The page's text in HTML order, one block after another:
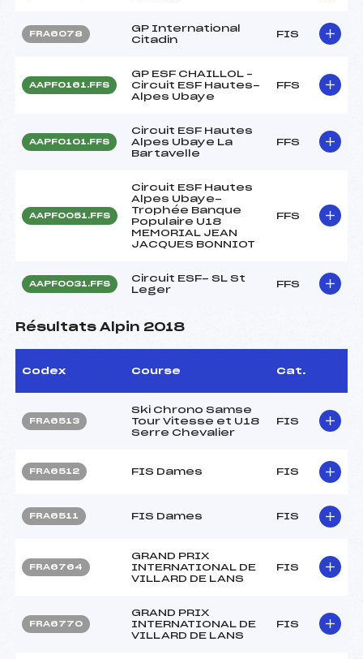
FRA6078
GP International
Citadin
FIS
AAPF0161.FFS
GP ESF CHAILLOL –
Circuit ESF Hautes-
Alpes Ubaye
FFS
AAPF0101.FFS
Circuit ESF Hautes
Alpes Ubaye La
Bartavelle
FFS
AAPF0051.FFS
Circuit ESF Hautes
Alpes Ubaye-
Trophée Banque
Populaire U18
MEMORIAL JEAN
JACQUES BONNIOT
FFS
AAPF0031.FFS
Circuit ESF- SL St
Leger
FFS
Résultats Alpin 2018
Codex Course Cat.
FRA6513
Ski Chrono Samse
Tour Vitesse et U18
Serre Chevalier
FIS
FRA6512 FIS Dames FIS
FRA6511 FIS Dames FIS
FRA6764
GRAND PRIX
INTERNATIONAL DE
VILLARD DE LANS
FIS
FRA6770
GRAND PRIX
INTERNATIONAL DE
VILLARD DE LANS
FIS